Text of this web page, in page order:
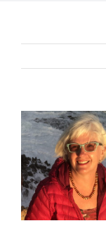
Zeige
grösseres
Bild